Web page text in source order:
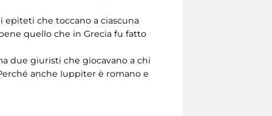
epiteti che toccano a ciascuna
quello che in Grecia fu fatto
due giuristi che giocavano a chi
anche Iuppiter è romano e